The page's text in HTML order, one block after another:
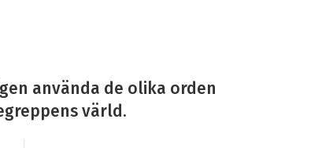
använda de olika orden
värld.